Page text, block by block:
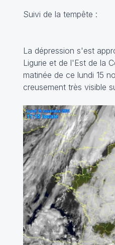
Suivi de la tempête :
La dépression s'est
Ligurie et de l'Est de la
matinée de ce lundi 15
creusement très visible